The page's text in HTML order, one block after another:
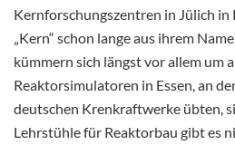
Kernforschungszentren in Jülich in
„Kern“ schon lange aus ihrem
kümmern sich längst vor allem um
Reaktorsimulatoren in Essen, an
deutschen Krenkraftwerke übten,
Lehrstühle für Reaktorbau gibt es